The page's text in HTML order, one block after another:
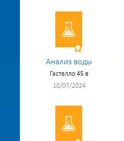
Анализ воды
Гастелло 45 в
10/07/2024